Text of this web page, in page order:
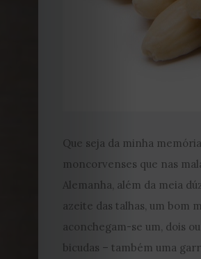
Condições
Cookies
Que seja da minha
moncorvenses que nas
Alemanha, além da meia
azeite das talhas, um bom
aconchegam-se um, dois
bicudas – também uma